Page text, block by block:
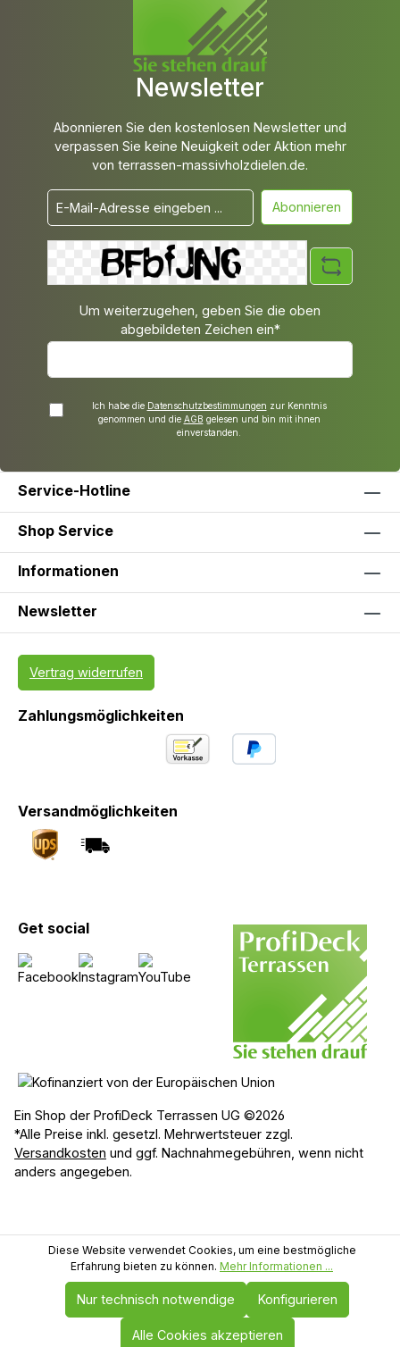
Newsletter
Abonnieren Sie den kostenlosen Newsletter und
verpassen Sie keine Neuigkeit oder Aktion mehr
von terrassen-massivholzdielen.de.
Abonnieren
Um weiterzugehen, geben Sie die oben
abgebildeten Zeichen ein*
Ich habe die Datenschutzbestimmungen zur Kenntnis
genommen und die AGB gelesen und bin mit ihnen
einverstanden.
Service-Hotline
Shop Service
Informationen
Newsletter
Vertrag widerrufen
Zahlungsmöglichkeiten
Versandmöglichkeiten
Get social
Ein Shop der ProfiDeck Terrassen UG ©2026
*Alle Preise inkl. gesetzl. Mehrwertsteuer zzgl.
Versandkosten und ggf. Nachnahmegebühren, wenn nicht
anders angegeben.
Diese Website verwendet Cookies, um eine bestmögliche
Erfahrung bieten zu können. Mehr Informationen ...
Nur technisch notwendige Konfigurieren
Alle Cookies akzeptieren